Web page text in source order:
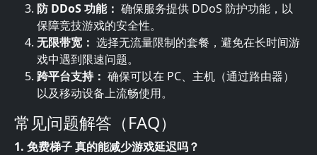
防 DDoS 功能： 确保服务提供 DDoS 防护功能，以
保障竞技游戏的安全性。
无限带宽： 选择无流量限制的套餐，避免在长时间游
戏中遇到限速问题。
跨平台支持： 确保可以在 PC、主机（通过路由器）
以及移动设备上流畅使用。
常见问题解答（FAQ）
1. 免费梯子 真的能减少游戏延迟吗？